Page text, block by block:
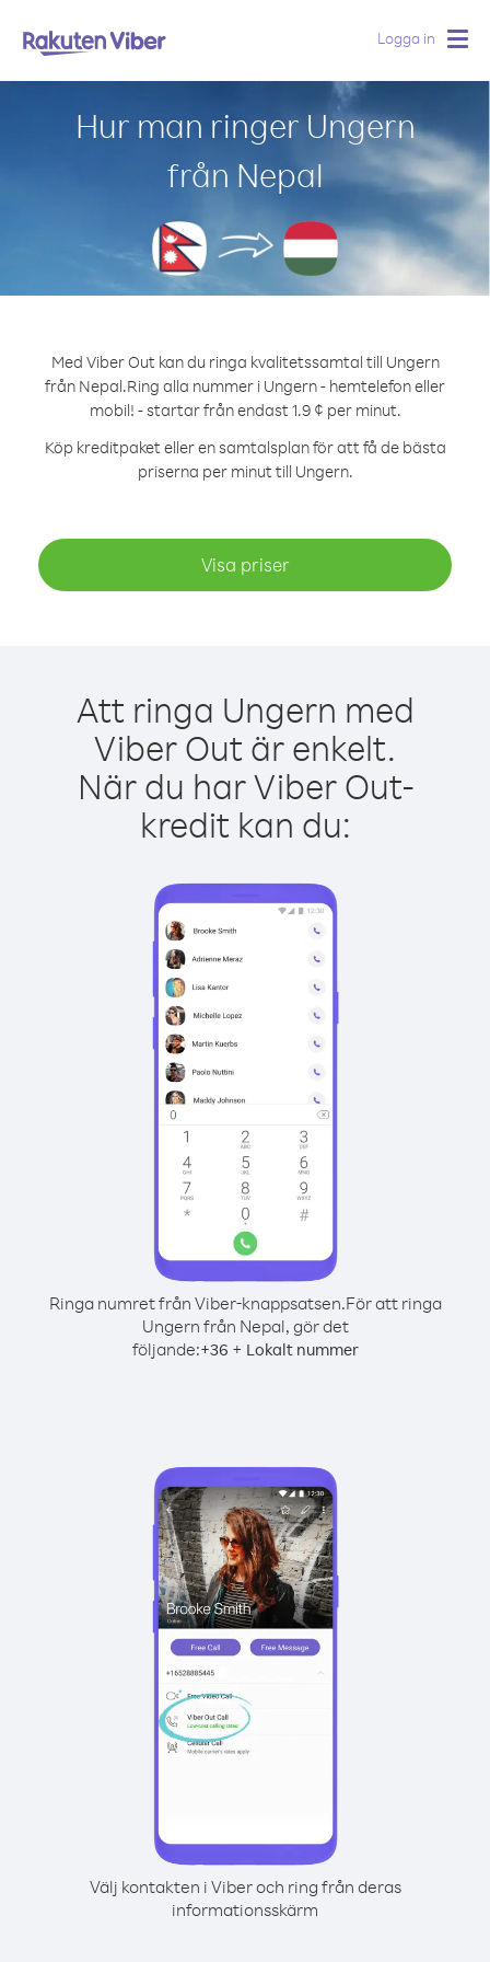
Logga in
Hur man ringer Ungern
från Nepal
Med Viber Out kan du ringa kvalitetssamtal till Ungern
från Nepal.Ring alla nummer i Ungern - hemtelefon eller
mobil! - startar från endast 1.9 ¢ per minut.
Köp kreditpaket eller en samtalsplan för att få de bästa
priserna per minut till Ungern.
Visa priser
Att ringa Ungern med
Viber Out är enkelt.
När du har Viber Out-
kredit kan du:
Ringa numret från Viber-knappsatsen.För att ringa
Ungern från Nepal, gör det
följande:+36 + Lokalt nummer
Välj kontakten i Viber och ring från deras
informationsskärm